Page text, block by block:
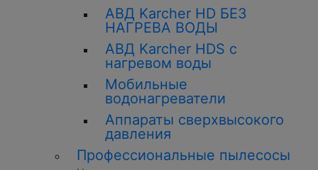
АВД Karcher HD БЕЗ
НАГРЕВА ВОДЫ
АВД Karcher HDS с
нагревом воды
Мобильные
водонагреватели
Аппараты сверхвысокого
давления
Профессиональные пылесосы